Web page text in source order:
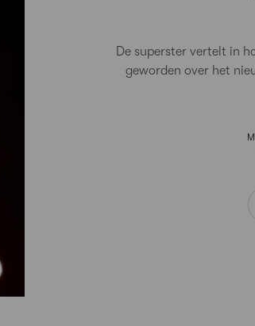
De superster vertelt in
geworden over het